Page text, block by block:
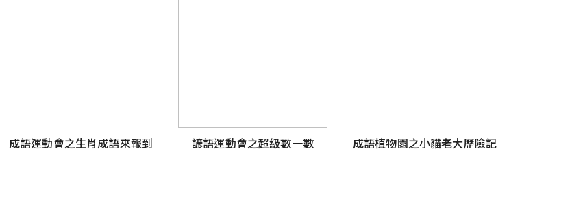
成語運動會之生肖成語來報到 諺語運動會之超級數一數 成語植物園之小貓老大歷險記